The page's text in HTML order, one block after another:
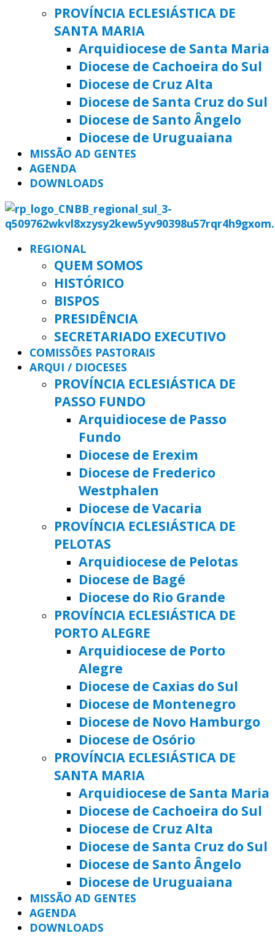
PROVÍNCIA ECLESIÁSTICA DE
SANTA MARIA
Arquidiocese de Santa Maria
Diocese de Cachoeira do Sul
Diocese de Cruz Alta
Diocese de Santa Cruz do Sul
Diocese de Santo Ângelo
Diocese de Uruguaiana
MISSÃO AD GENTES
AGENDA
DOWNLOADS
REGIONAL
QUEM SOMOS
HISTÓRICO
BISPOS
PRESIDÊNCIA
SECRETARIADO EXECUTIVO
COMISSÕES PASTORAIS
ARQUI / DIOCESES
PROVÍNCIA ECLESIÁSTICA DE
PASSO FUNDO
Arquidiocese de Passo
Fundo
Diocese de Erexim
Diocese de Frederico
Westphalen
Diocese de Vacaria
PROVÍNCIA ECLESIÁSTICA DE
PELOTAS
Arquidiocese de Pelotas
Diocese de Bagé
Diocese do Rio Grande
PROVÍNCIA ECLESIÁSTICA DE
PORTO ALEGRE
Arquidiocese de Porto
Alegre
Diocese de Caxias do Sul
Diocese de Montenegro
Diocese de Novo Hamburgo
Diocese de Osório
PROVÍNCIA ECLESIÁSTICA DE
SANTA MARIA
Arquidiocese de Santa Maria
Diocese de Cachoeira do Sul
Diocese de Cruz Alta
Diocese de Santa Cruz do Sul
Diocese de Santo Ângelo
Diocese de Uruguaiana
MISSÃO AD GENTES
AGENDA
DOWNLOADS